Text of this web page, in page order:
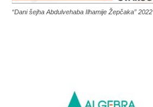
“Dani šejha Abdulvehaba Ilhamije Žepčaka” 2022